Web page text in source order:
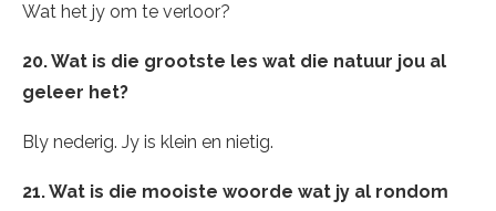
Wat het jy om te verloor?
20. Wat is die grootste les wat die natuur jou al
geleer het?
Bly nederig. Jy is klein en nietig.
21. Wat is die mooiste woorde wat jy al rondom